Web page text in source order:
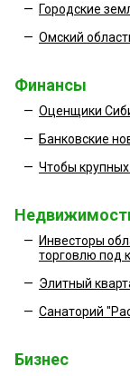
— Городские
— Омский
Финансы
— Оценщики
— Банковские
— Чтобы
— Инвесторы
торговлю под
— Элитный
— Санаторий
Бизнес